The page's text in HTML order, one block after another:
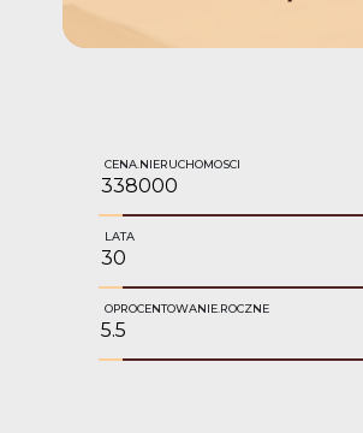
CENA.NIERUCHOMOSCI
LATA
OPROCENTOWANIE.ROCZNE